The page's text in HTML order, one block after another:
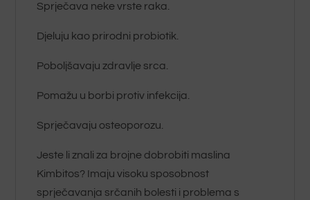
Sprječava neke vrste raka.
Djeluju kao prirodni probiotik.
Poboljšavaju zdravlje srca.
Pomažu u borbi protiv infekcija.
Sprječavaju osteoporozu.
Jeste li znali za brojne dobrobiti maslina
Kimbitos? Imaju visoku sposobnost
sprječavanja srčanih bolesti i problema s